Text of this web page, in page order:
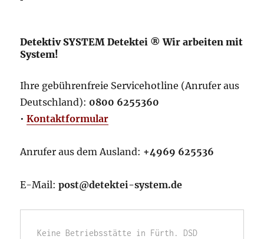
Detektiv SYSTEM Detektei ® Wir arbeiten mit
System!
Ihre gebührenfreie Servicehotline (Anrufer aus
Deutschland): 0800 6255360
•Kontaktformular
Anrufer aus dem Ausland: +4969 625536
E-Mail:post@detektei-system.de
Keine Betriebsstätte in Fürth. DSD